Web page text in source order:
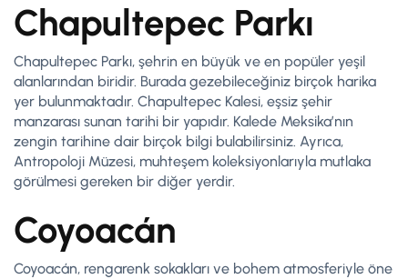
Chapultepec Parkı
Chapultepec Parkı, şehrin en büyük ve en popüler yeşil
alanlarından biridir. Burada gezebileceğiniz birçok harika
yer bulunmaktadır. Chapultepec Kalesi, eşsiz şehir
manzarası sunan tarihi bir yapıdır. Kalede Meksika’nın
zengin tarihine dair birçok bilgi bulabilirsiniz. Ayrıca,
Antropoloji Müzesi, muhteşem koleksiyonlarıyla mutlaka
görülmesi gereken bir diğer yerdir.
Coyoacán
Coyoacán, rengarenk sokakları ve bohem atmosferiyle öne